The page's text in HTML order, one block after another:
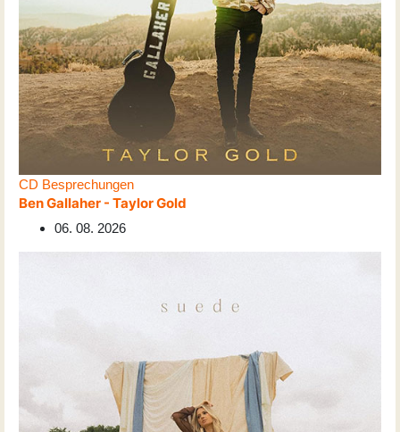
CD Besprechungen
Ben Gallaher - Taylor Gold
06. 08. 2026